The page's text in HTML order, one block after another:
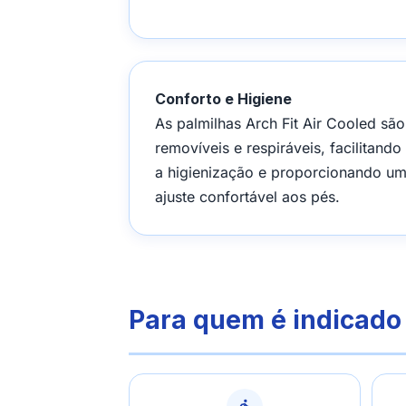
Conforto e Higiene
As palmilhas Arch Fit Air Cooled são
removíveis e respiráveis, facilitando
a higienização e proporcionando um
ajuste confortável aos pés.
Para quem é indicado